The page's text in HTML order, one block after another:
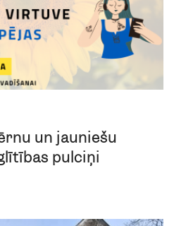
un jauniešu
pulciņi